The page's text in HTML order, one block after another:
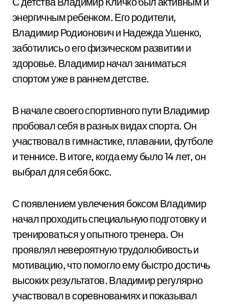
энергичным ребенком. Его родители,
Владимир Родионович и Надежда Ушенко,
заботились о его физическом развитии и
здоровье. Владимир начал заниматься
спортом уже в раннем детстве.
В начале своего спортивного пути Владимир
пробовал себя в разных видах спорта. Он
участвовал в гимнастике, плавании, футболе
и теннисе. В итоге, когда ему было 14 лет, он
выбрал для себя бокс.
С появлением увлечения боксом Владимир
начал проходить специальную подготовку и
тренироваться у опытного тренера. Он
проявлял невероятную трудолюбивость и
мотивацию, что помогло ему быстро достичь
высоких результатов. Владимир регулярно
участвовал в соревнованиях и показывал